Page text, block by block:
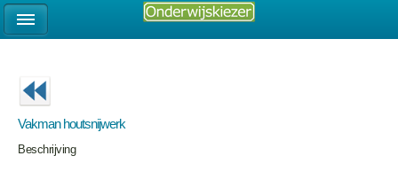
Vakman houtsnijwerk
Beschrijving